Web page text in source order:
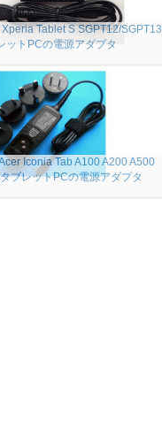
Tablet S SGPT12/SGPT13
ットPCの電源アダプタ
Iconia Tab A100 A200 A500
ブレットPCの電源アダプタ